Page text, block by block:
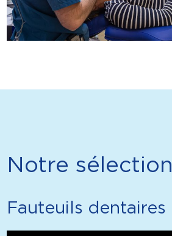
Notre sélection
Fauteuils dentaires